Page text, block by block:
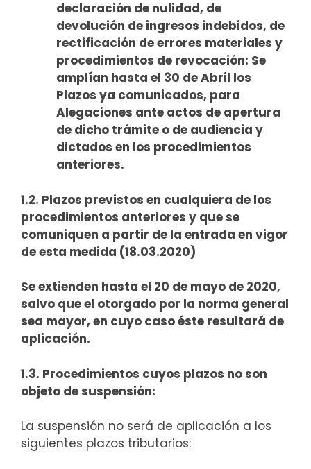
declaración de nulidad, de
devolución de ingresos indebidos, de
rectificación de errores materiales y
procedimientos de revocación: Se
amplían hasta el 30 de Abril los
Plazos ya comunicados, para
Alegaciones ante actos de apertura
de dicho trámite o de audiencia y
dictados en los procedimientos
anteriores.
1.2. Plazos previstos en cualquiera de los
procedimientos anteriores y que se
comuniquen a partir de la entrada en vigor
de esta medida (18.03.2020)
Se extienden hasta el 20 de mayo de 2020,
salvo que el otorgado por la norma general
sea mayor, en cuyo caso éste resultará de
aplicación.
1.3. Procedimientos cuyos plazos no son
objeto de suspensión:
La suspensión no será de aplicación a los
siguientes plazos tributarios: